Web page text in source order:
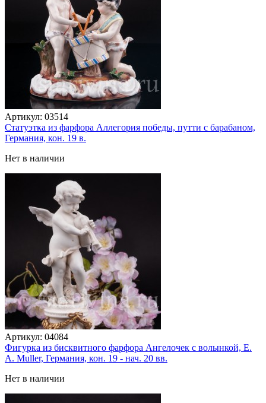
Артикул: 03514
Статуэтка из фарфора Аллегория победы, путти с барабаном,
Германия, кон. 19 в.
Нет в наличии
Артикул: 04084
Фигурка из бисквитного фарфора Ангелочек с волынкой, E.
A. Muller, Германия, кон. 19 - нач. 20 вв.
Нет в наличии